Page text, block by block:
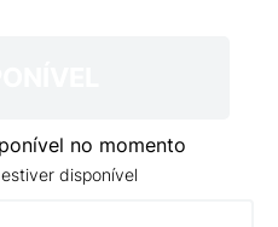
no momento
disponível